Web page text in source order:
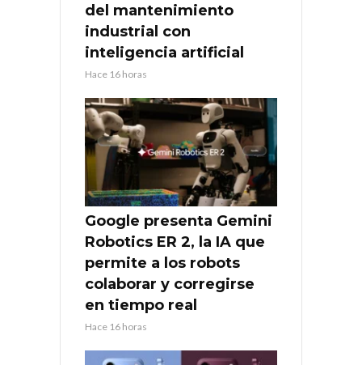
del mantenimiento
industrial con
inteligencia artificial
Hace 16 horas
Google presenta Gemini
Robotics ER 2, la IA que
permite a los robots
colaborar y corregirse
en tiempo real
Hace 16 horas